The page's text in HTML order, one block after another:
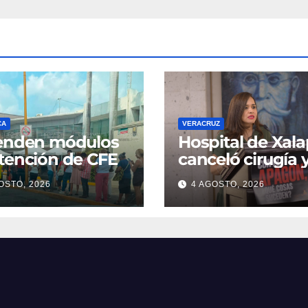
módulos
de CFE
2026
VERACRUZ
Hospital de
canceló cirugía
tratamientos
falta de energía
eléctrica: Elena
4 AGOSTO, 2026